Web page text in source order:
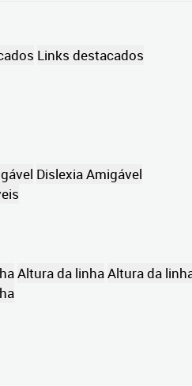
Links destacados
Dislexia Amigável
Altura da linhaAltura da